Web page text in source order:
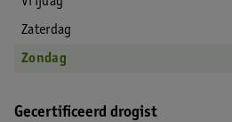
Zaterdag
Zondag
Gecertificeerd drogist